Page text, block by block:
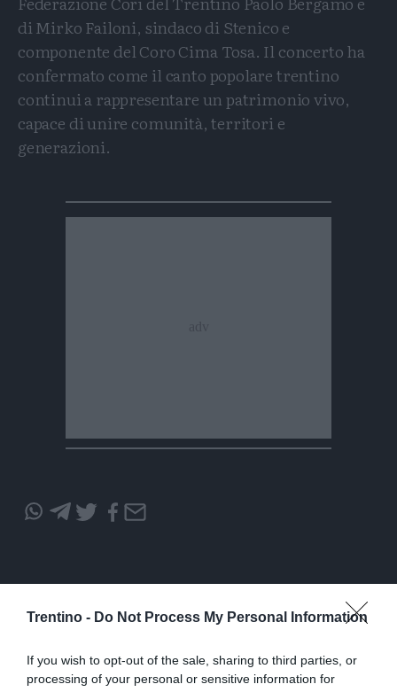
Trentino - Do Not Process My Personal Information
If you wish to opt-out of the sale, sharing to third parties, or
processing of your personal or sensitive information for
di Mirko Failoni, sindaco di Stenico e
componente del Coro Cima Tosa. Il concerto ha
confermato come il canto popolare trentino
continui a rappresentare un patrimonio vivo,
capace di unire comunità, territori e
generazioni.
Whatsapp
Telegram
I più letti